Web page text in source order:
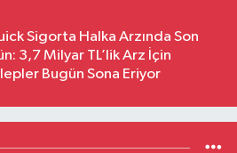
Sigorta Halka Arzında Son
3,7 Milyar TL’lik Arz İçin
Bugün Sona Eriyor